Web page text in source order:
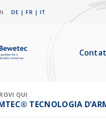
IT
|
FR
|
DE
QUI
TECNOLOGIA